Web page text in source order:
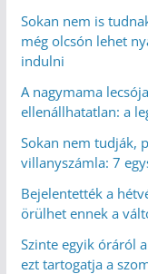
Sokan nem is
még olcsón lehet
indulni
A nagymama
ellenállhatatlan: a
Sokan nem tudják,
villanyszámla: 7
Bejelentették a
örülhet ennek a
Szinte egyik óráról
ezt tartogatja a